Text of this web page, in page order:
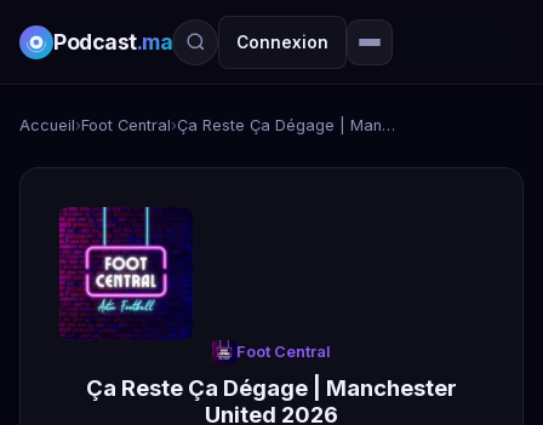
Podcast.ma Connexion
Accueil›Foot Central› Ça Reste Ça Dégage | Manchester United 2026
Foot Central
Ça Reste Ça Dégage | Manchester
United 2026